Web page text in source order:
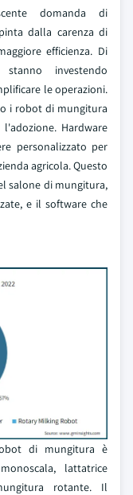
domanda di
dalla carenza di
efficienza. Di
investendo
le operazioni.
i robot di mungitura
Hardware
personalizzato per
agricola. Questo
salone di mungitura,
e il software che
di mungitura è
lattatrice
rotante. Il